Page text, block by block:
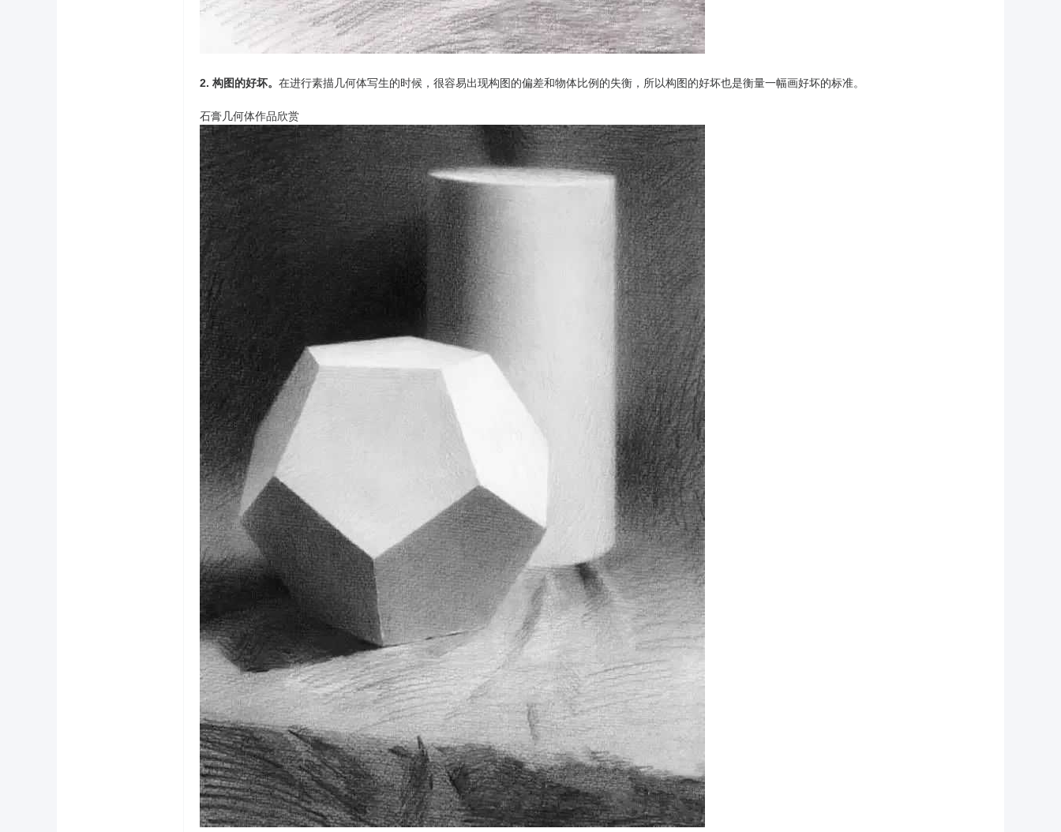
2. 构图的好坏。 在进行素描几何体写生的时候，很容易出现构图的偏差和物体比例的失衡，所以构图的好坏也是衡量一幅画好坏的标准。
石膏几何体作品欣赏